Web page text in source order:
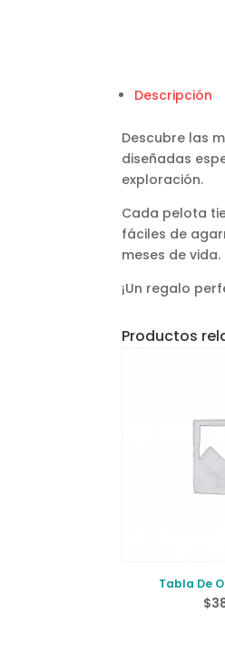
Descripción
Descubre las
diseñadas
exploración.
Cada pelota
fáciles de
meses de vida.
¡Un regalo
Productos
Tabla De
$